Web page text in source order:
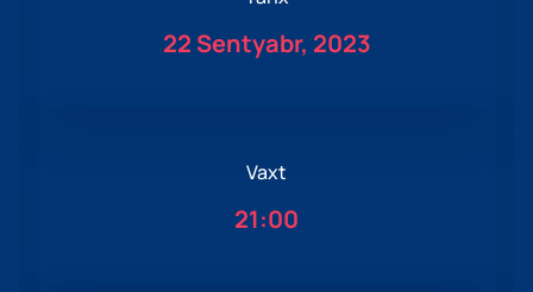
22 Sentyabr, 2023
Vaxt
21:00